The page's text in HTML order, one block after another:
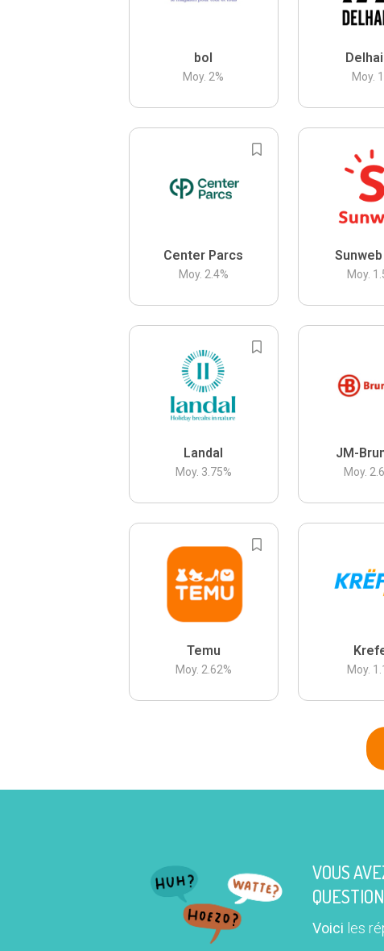
bol
Moy. 2% Moy. 1
Center Parcs
Moy. 2.4% Moy.
Landal
Moy. 3.75%
JM-
Moy.
Temu
Moy. 2.62% Moy. 1.1
VOUS
Voici les